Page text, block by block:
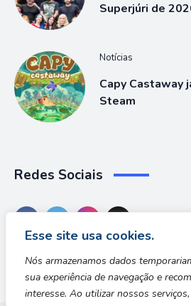
Esse site usa cookies.
Nós armazenamos dados
sua experiência de navegação e
interesse. Ao utilizar nossos
Superjúri de
Notícias
Capy Castaway
Steam
Redes Sociais